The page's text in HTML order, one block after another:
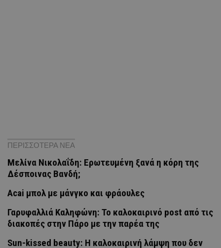
ΠΕΡΙΣΣΟΤΕΡΑ ΝΕΑ
Μελίνα Νικολαΐδη: Ερωτευμένη ξανά η κόρη της
Δέσποινας Βανδή;
Acai μπολ με μάνγκο και φράουλες
Γαρυφαλλιά Καληφώνη: To καλοκαιρινό post από τις
διακοπές στην Πάρο με την παρέα της
Sun-kissed beauty: Η καλοκαιρινή λάμψη που δεν